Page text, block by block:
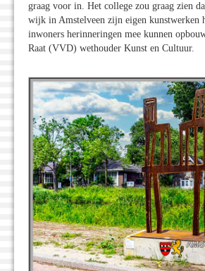
graag voor in. Het college zou graag zien
wijk in Amstelveen zijn eigen kunstwerken
inwoners herinneringen mee kunnen
Raat (VVD) wethouder Kunst en Cultuur.